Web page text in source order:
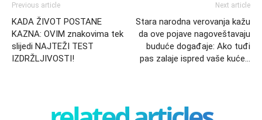
Previous article
KADA ŽIVOT POSTANE
KAZNA: OVIM znakovima tek
slijedi NAJTEŽI TEST
IZDRŽLJIVOSTI!
Next article
Stara narodna verovanja kažu
da ove pojave nagoveštavaju
buduće događaje: Ako tuđi
pas zalaje ispred vaše kuće…